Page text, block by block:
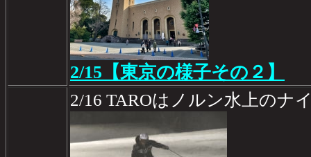
2/15【東京の様子その２】
2/16 TAROはノルン水上のナ